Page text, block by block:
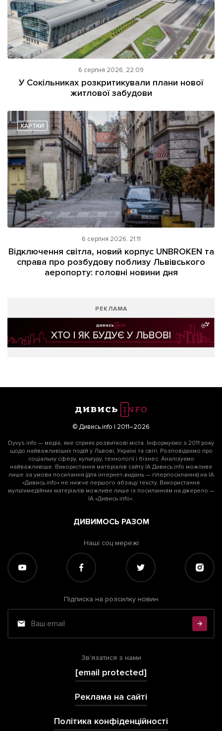
6 серпня 2026, 22:09
У Сокільниках розкритикували плани нової
житлової забудови
КАРТКИ
6 серпня 2026, 21:11
Відключення світла, новий корпус UNBROKEN та
справа про розбудову поблизу Львівського
аеропорту: головні новини дня
РЕКЛАМА
© Дивись.info | 2011–2026
Dyvys.info — медіа, яке сприяє розвиткові міста. Інформуємо з 2011 року
щодо найважливіших подій у Львові, Україні та світі. Розповідаємо про
соціальну сферу, культуру, технології і бізнес. Аналізуємо
найважливіше. Використання матеріалів сайту ІА Дивись.info можливе
лише за умови посилання (для інтернет-видань — гіперпосилання) на ІА
«Дивись.info» не нижче першого абзацу тексту. Використання
мультимедійних матеріалів можливе лише із посиланням на джерело —
ІА «Дивись.info».
ДИВИМОСЬ РАЗОМ
Наші соц мережі
Підписка на розсилку новин
Зв'язатися з нами
[email protected]
Реклама на сайті
Політика конфіденційності